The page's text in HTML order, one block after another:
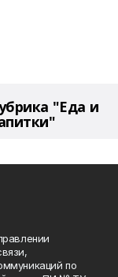
"Еда и
по